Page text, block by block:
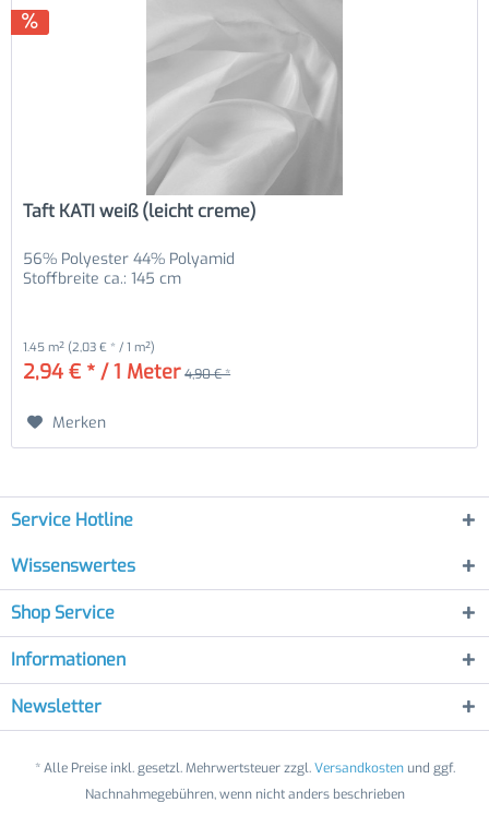
Taft KATI weiß (leicht creme)
56% Polyester 44% Polyamid
Stoffbreite ca.: 145 cm
1.45 m² (2,03 € * / 1 m²)
2,94 € * / 1 Meter 4,90 € *
Merken
Service Hotline
Wissenswertes
Shop Service
Informationen
Newsletter
* Alle Preise inkl. gesetzl. Mehrwertsteuer zzgl.Versandkostenund ggf.
Nachnahmegebühren, wenn nicht anders beschrieben